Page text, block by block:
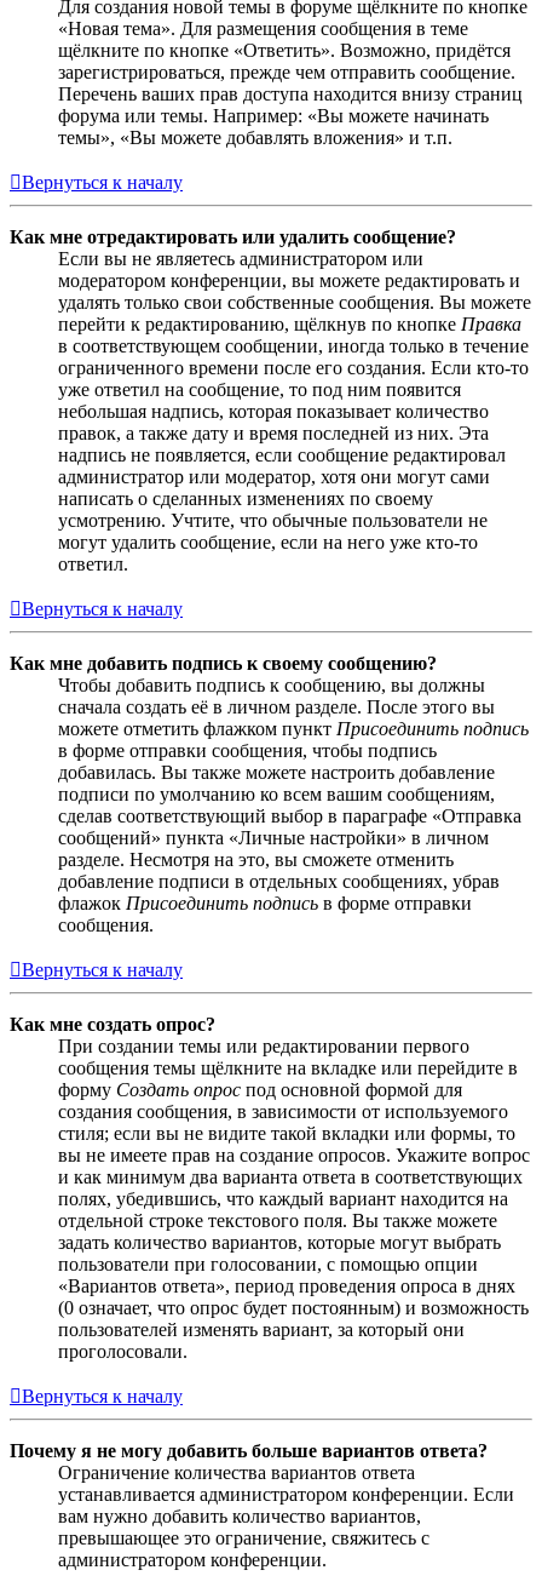
Для создания новой темы в форуме щёлкните по кнопке
«Новая тема». Для размещения сообщения в теме
щёлкните по кнопке «Ответить». Возможно, придётся
зарегистрироваться, прежде чем отправить сообщение.
Перечень ваших прав доступа находится внизу страниц
форума или темы. Например: «Вы можете начинать
темы», «Вы можете добавлять вложения» и т.п.
Вернуться к началу
Как мне отредактировать или удалить сообщение?
Если вы не являетесь администратором или
модератором конференции, вы можете редактировать и
удалять только свои собственные сообщения. Вы можете
перейти к редактированию, щёлкнув по кнопке Правка
в соответствующем сообщении, иногда только в течение
ограниченного времени после его создания. Если кто-то
уже ответил на сообщение, то под ним появится
небольшая надпись, которая показывает количество
правок, а также дату и время последней из них. Эта
надпись не появляется, если сообщение редактировал
администратор или модератор, хотя они могут сами
написать о сделанных изменениях по своему
усмотрению. Учтите, что обычные пользователи не
могут удалить сообщение, если на него уже кто-то
ответил.
Вернуться к началу
Как мне добавить подпись к своему сообщению?
Чтобы добавить подпись к сообщению, вы должны
сначала создать её в личном разделе. После этого вы
можете отметить флажком пункт Присоединить подпись
в форме отправки сообщения, чтобы подпись
добавилась. Вы также можете настроить добавление
подписи по умолчанию ко всем вашим сообщениям,
сделав соответствующий выбор в параграфе «Отправка
сообщений» пункта «Личные настройки» в личном
разделе. Несмотря на это, вы сможете отменить
добавление подписи в отдельных сообщениях, убрав
флажок Присоединить подпись в форме отправки
сообщения.
Вернуться к началу
Как мне создать опрос?
При создании темы или редактировании первого
сообщения темы щёлкните на вкладке или перейдите в
форму Создать опрос под основной формой для
создания сообщения, в зависимости от используемого
стиля; если вы не видите такой вкладки или формы, то
вы не имеете прав на создание опросов. Укажите вопрос
и как минимум два варианта ответа в соответствующих
полях, убедившись, что каждый вариант находится на
отдельной строке текстового поля. Вы также можете
задать количество вариантов, которые могут выбрать
пользователи при голосовании, с помощью опции
«Вариантов ответа», период проведения опроса в днях
(0 означает, что опрос будет постоянным) и возможность
пользователей изменять вариант, за который они
проголосовали.
Вернуться к началу
Почему я не могу добавить больше вариантов ответа?
Ограничение количества вариантов ответа
устанавливается администратором конференции. Если
вам нужно добавить количество вариантов,
превышающее это ограничение, свяжитесь с
администратором конференции.